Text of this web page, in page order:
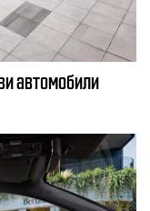
автомобили